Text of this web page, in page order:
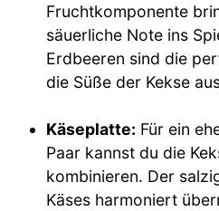
Fruchtkomponente
säuerliche Note ins
Erdbeeren sind die
die Süße der Kekse
Käseplatte: Für ein
Paar kannst du die
kombinieren. Der
Käses harmoniert